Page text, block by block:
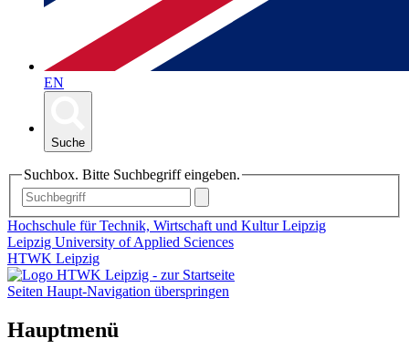
EN
Suche
Suchbox. Bitte Suchbegriff eingeben.
Hochschule für Technik, Wirtschaft und Kultur Leipzig
Leipzig University of Applied Sciences
HTWK Leipzig
Seiten Haupt-Navigation überspringen
Hauptmenü